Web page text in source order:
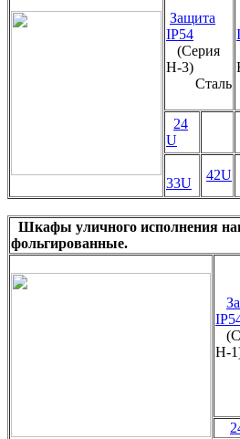
Защита
IP54
(Серия
Н-3)
Сталь
24
U
33U
42U
Шкафы уличного исполнения
фольгированные.
Н-